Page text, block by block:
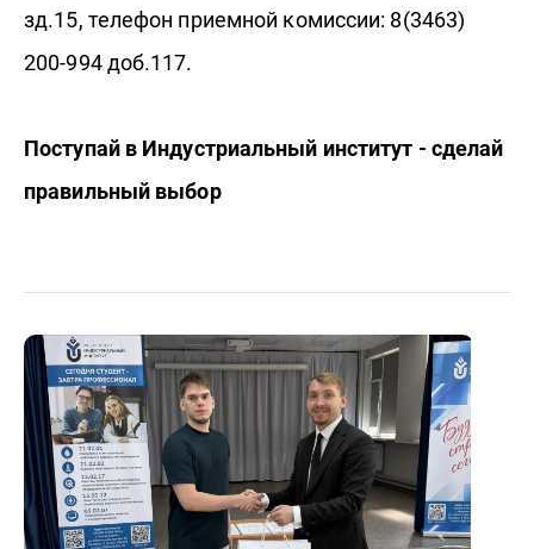
зд.15, телефон приемной комиссии: 8(3463)
200-994 доб.117.
Поступай в Индустриальный институт - сделай
правильный выбор